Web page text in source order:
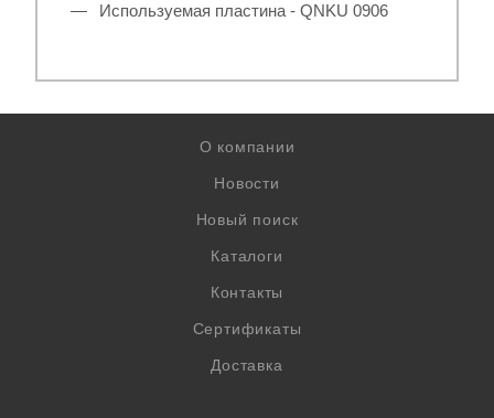
Используемая пластина - QNKU 0906
О компании
Новости
Новый поиск
Каталоги
Контакты
Сертификаты
Доставка